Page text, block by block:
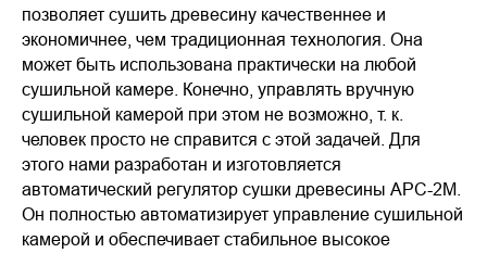
позволяет сушить древесину качественнее и
экономичнее, чем традиционная технология. Она
может быть использована практически на любой
сушильной камере. Конечно, управлять вручную
сушильной камерой при этом не возможно, т. к.
человек просто не справится с этой задачей. Для
этого нами разработан и изготовляется
автоматический регулятор сушки древесины АРС-2М.
Он полностью автоматизирует управление сушильной
камерой и обеспечивает стабильное высокое